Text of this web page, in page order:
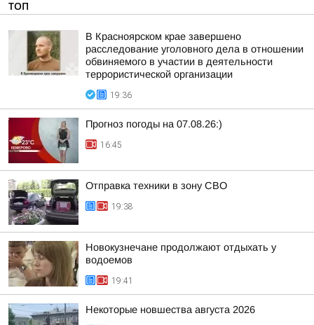
ТОП
В Красноярском крае завершено
расследование уголовного дела в отношении
обвиняемого в участии в деятельности
террористической организации
19:36
Прогноз погоды на 07.08.26:)
16:45
Отправка техники в зону СВО
19:38
Новокузнечане продолжают отдыхать у
водоемов
19:41
Некоторые новшества августа 2026